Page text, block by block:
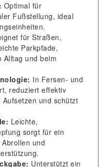
Optimal für
Fußstellung, ideal
für Straßen,
Parkpfade,
Alltag und beim
In Fersen- und
reduziert effektiv
und schützt
Leichte,
sorgt für ein
und
Unterstützt ein